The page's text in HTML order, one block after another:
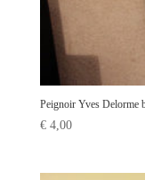
Peignoir Yves Delorme
€4,00